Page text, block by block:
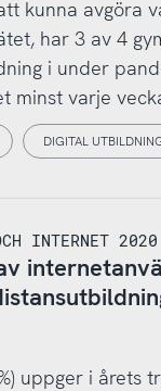
kunna avgöra
har 3 av 4
i under
minst varje
DIGITAL
INTERNET 2020
uppger i årets